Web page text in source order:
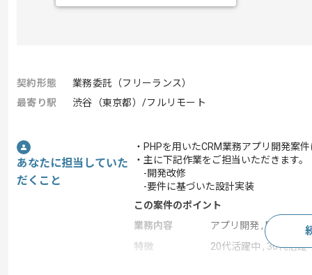
契約形態
業務委託（フリーランス）
最寄り駅
渋谷（東京都）/フルリモート
あなたに担当していた
だくこと
・PHPを用いたCRM業務アプリ開発案
・主に下記作業をご担当いただきます。
-開発改修
-要件に基づいた設計実装
この案件のポイント
業務内容
アプリ開発 , ERP
特徴
20代活躍中 , 30代活躍